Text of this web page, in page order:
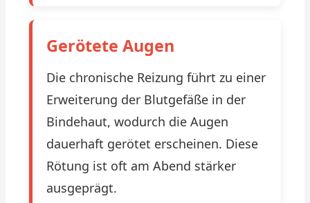
Gerötete Augen
Die chronische Reizung führt zu einer
Erweiterung der Blutgefäße in der
Bindehaut, wodurch die Augen
dauerhaft gerötet erscheinen. Diese
Rötung ist oft am Abend stärker
ausgeprägt.